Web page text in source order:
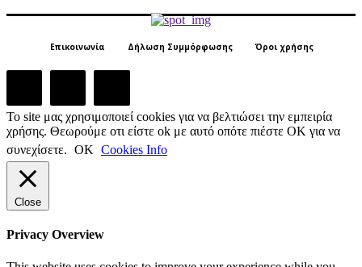
Επικοινωνία Δήλωση Συμμόρφωσης Όροι χρήσης
Το site μας χρησιμοποιεί cookies για να βελτιώσει την εμπειρία
χρήσης. Θεωρούμε οτι είστε ok με αυτό οπότε πιέστε ΟΚ για να
συνεχίσετε. ΟΚ Cookies Info
Close
Privacy Overview